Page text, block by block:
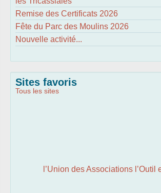
Remise des Certificats 2026
Fête du Parc des Moulins 2026
Nouvelle activité...
Sites favoris
Tous les sites
l’Union des Associations l’Outil